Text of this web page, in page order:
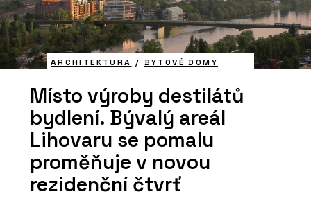
ARCHITEKTURA / BYTOVÉ DOMY
Místo výroby destilátů
bydlení. Bývalý areál
Lihovaru se pomalu
proměňuje v novou
rezidenční čtvrť